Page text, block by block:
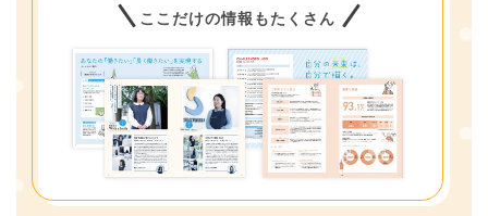
ここだけの情報もたくさん